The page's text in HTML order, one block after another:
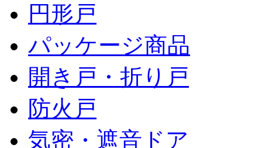
円形戸
パッケージ商品
開き戸・折り戸
防火戸
気密・遮音ドア